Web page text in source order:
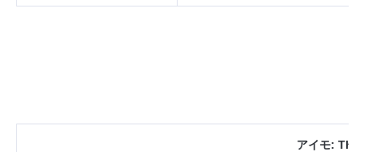
アイモ: The